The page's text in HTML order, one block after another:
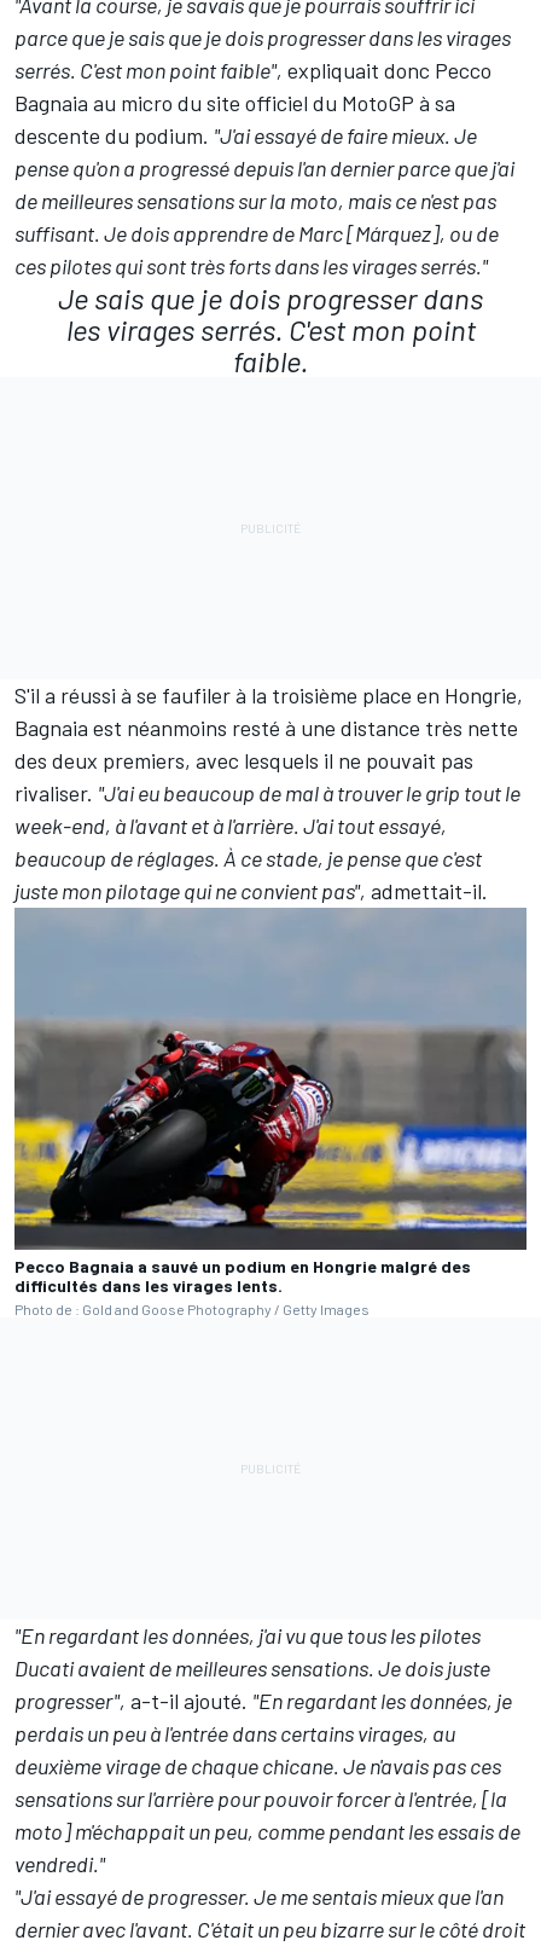
parce que je sais que je dois progresser dans les virages
serrés. C'est mon point faible", expliquait donc Pecco
Bagnaia au micro du site officiel du MotoGP à sa
descente du podium. "J'ai essayé de faire mieux. Je
pense qu'on a progressé depuis l'an dernier parce que j'ai
de meilleures sensations sur la moto, mais ce n'est pas
suffisant. Je dois apprendre de Marc [Márquez], ou de
ces pilotes qui sont très forts dans les virages serrés."
Je sais que je dois progresser dans
les virages serrés. C'est mon point
faible.
S'il a réussi à se faufiler à la troisième place en Hongrie,
Bagnaia est néanmoins resté à une distance très nette
des deux premiers, avec lesquels il ne pouvait pas
rivaliser. "J'ai eu beaucoup de mal à trouver le grip tout le
week-end, à l'avant et à l'arrière. J'ai tout essayé,
beaucoup de réglages. À ce stade, je pense que c'est
juste mon pilotage qui ne convient pas", admettait-il.
Pecco Bagnaia a sauvé un podium en Hongrie malgré des
difficultés dans les virages lents.
Photo de : Gold and Goose Photography / Getty Images
"En regardant les données, j'ai vu que tous les pilotes
Ducati avaient de meilleures sensations. Je dois juste
progresser", a-t-il ajouté. "En regardant les données, je
perdais un peu à l'entrée dans certains virages, au
deuxième virage de chaque chicane. Je n'avais pas ces
sensations sur l'arrière pour pouvoir forcer à l'entrée, [la
moto] m'échappait un peu, comme pendant les essais de
vendredi."
"J'ai essayé de progresser. Je me sentais mieux que l'an
dernier avec l'avant. C'était un peu bizarre sur le côté droit